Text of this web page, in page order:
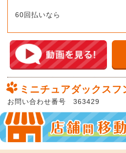
60回払いなら
ミニチュアダックスフ
お問い合わせ番号 363429